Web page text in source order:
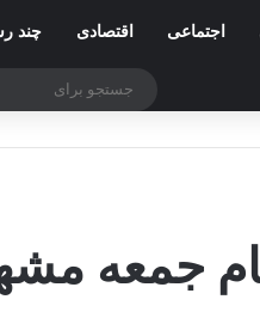
اجتماعی اقتصادی چند
جمعه